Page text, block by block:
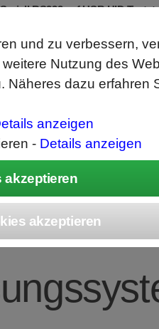
Seriell RS232 auf USB HID
RS232 Daten in Computer
Funktioniert wie eine USB Tastatur,
Verwendet Standard USB Tastatur
Datenbearbeitung vor Ausgabe
und zu verbessern,
Nutzung des
Näheres dazu erfahren
anzeigen
- Details anzeigen